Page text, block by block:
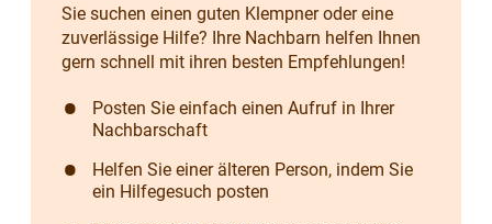
Sie suchen einen guten Klempner oder eine
zuverlässige Hilfe? Ihre Nachbarn helfen Ihnen
gern schnell mit ihren besten Empfehlungen!
Posten Sie einfach einen Aufruf in Ihrer
Nachbarschaft
Helfen Sie einer älteren Person, indem Sie
ein Hilfegesuch posten